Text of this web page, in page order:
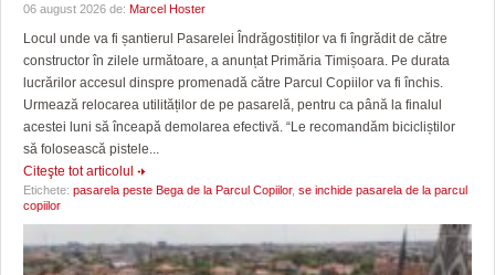
06 august 2026 de: Marcel Hoster
Locul unde va fi șantierul Pasarelei Îndrăgostiților va fi îngrădit de către
constructor în zilele următoare, a anunțat Primăria Timișoara. Pe durata
lucrărilor accesul dinspre promenadă către Parcul Copiilor va fi închis.
Urmează relocarea utilităților de pe pasarelă, pentru ca până la finalul
acestei luni să înceapă demolarea efectivă. “Le recomandăm bicicliștilor
să folosească pistele...
Citeşte tot articolul
Etichete: pasarela peste Bega de la Parcul Copiilor, se inchide pasarela de la parcul
copiilor